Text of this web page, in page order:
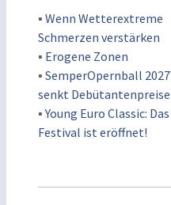
▪ Wenn Wetterextreme
Schmerzen verstärken
▪ Erogene Zonen
▪ SemperOpernball 2027
senkt Debütantenpreise
▪Young Euro Classic: Das
Festival ist eröffnet!